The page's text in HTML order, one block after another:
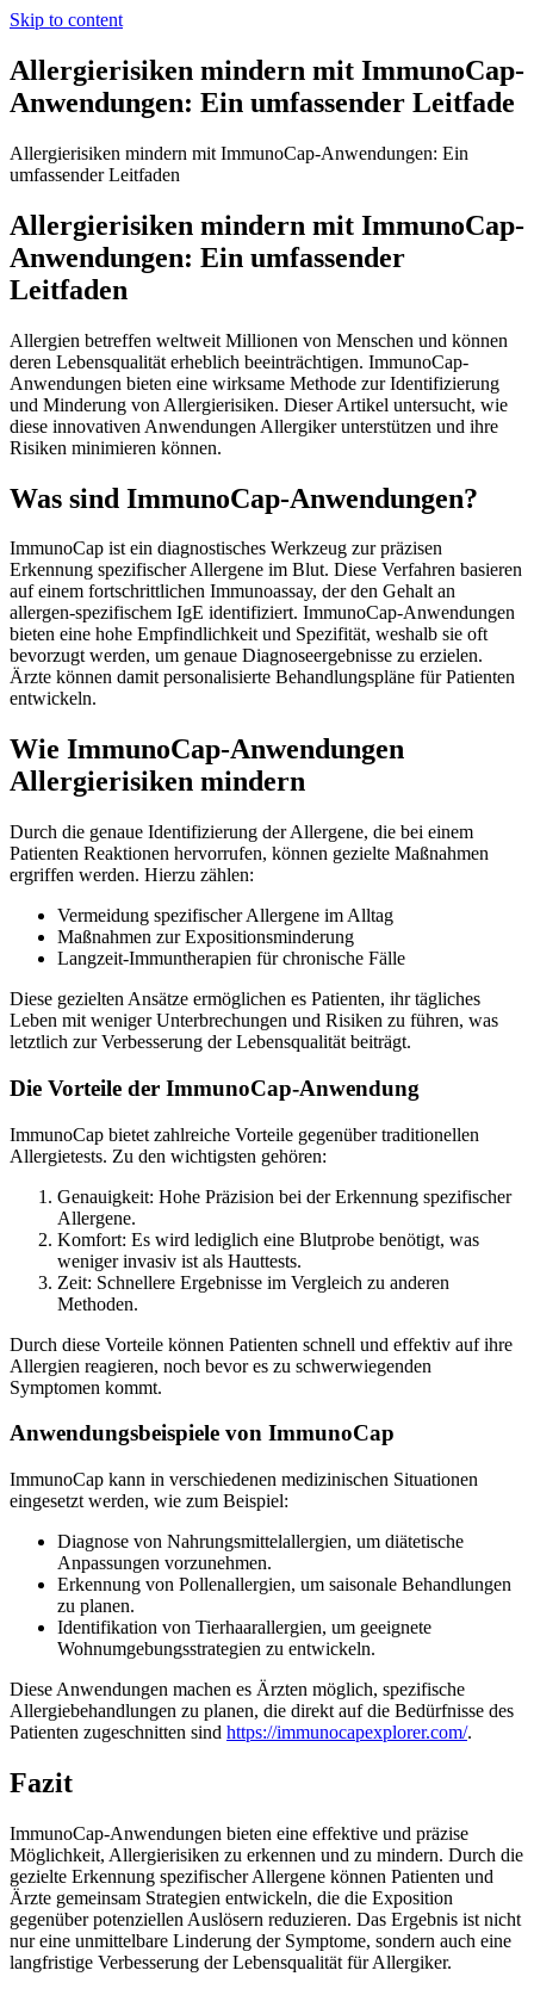
Skip to content
Allergierisiken mindern mit ImmunoCap-
Anwendungen: Ein umfassender Leitfade
Allergierisiken mindern mit ImmunoCap-Anwendungen: Ein
umfassender Leitfaden
Allergierisiken mindern mit ImmunoCap-
Anwendungen: Ein umfassender
Leitfaden
Allergien betreffen weltweit Millionen von Menschen und können
deren Lebensqualität erheblich beeinträchtigen. ImmunoCap-
Anwendungen bieten eine wirksame Methode zur Identifizierung
und Minderung von Allergierisiken. Dieser Artikel untersucht, wie
diese innovativen Anwendungen Allergiker unterstützen und ihre
Risiken minimieren können.
Was sind ImmunoCap-Anwendungen?
ImmunoCap ist ein diagnostisches Werkzeug zur präzisen
Erkennung spezifischer Allergene im Blut. Diese Verfahren basieren
auf einem fortschrittlichen Immunoassay, der den Gehalt an
allergen-spezifischem IgE identifiziert. ImmunoCap-Anwendungen
bieten eine hohe Empfindlichkeit und Spezifität, weshalb sie oft
bevorzugt werden, um genaue Diagnoseergebnisse zu erzielen.
Ärzte können damit personalisierte Behandlungspläne für Patienten
entwickeln.
Wie ImmunoCap-Anwendungen
Allergierisiken mindern
Durch die genaue Identifizierung der Allergene, die bei einem
Patienten Reaktionen hervorrufen, können gezielte Maßnahmen
ergriffen werden. Hierzu zählen:
Vermeidung spezifischer Allergene im Alltag
Maßnahmen zur Expositionsminderung
Langzeit-Immuntherapien für chronische Fälle
Diese gezielten Ansätze ermöglichen es Patienten, ihr tägliches
Leben mit weniger Unterbrechungen und Risiken zu führen, was
letztlich zur Verbesserung der Lebensqualität beiträgt.
Die Vorteile der ImmunoCap-Anwendung
ImmunoCap bietet zahlreiche Vorteile gegenüber traditionellen
Allergietests. Zu den wichtigsten gehören:
Genauigkeit: Hohe Präzision bei der Erkennung spezifischer
Allergene.
Komfort: Es wird lediglich eine Blutprobe benötigt, was
weniger invasiv ist als Hauttests.
Zeit: Schnellere Ergebnisse im Vergleich zu anderen
Methoden.
Durch diese Vorteile können Patienten schnell und effektiv auf ihre
Allergien reagieren, noch bevor es zu schwerwiegenden
Symptomen kommt.
Anwendungsbeispiele von ImmunoCap
ImmunoCap kann in verschiedenen medizinischen Situationen
eingesetzt werden, wie zum Beispiel:
Diagnose von Nahrungsmittelallergien, um diätetische
Anpassungen vorzunehmen.
Erkennung von Pollenallergien, um saisonale Behandlungen
zu planen.
Identifikation von Tierhaarallergien, um geeignete
Wohnumgebungsstrategien zu entwickeln.
Diese Anwendungen machen es Ärzten möglich, spezifische
Allergiebehandlungen zu planen, die direkt auf die Bedürfnisse des
Patienten zugeschnitten sind https://immunocapexplorer.com/.
Fazit
ImmunoCap-Anwendungen bieten eine effektive und präzise
Möglichkeit, Allergierisiken zu erkennen und zu mindern. Durch die
gezielte Erkennung spezifischer Allergene können Patienten und
Ärzte gemeinsam Strategien entwickeln, die die Exposition
gegenüber potenziellen Auslösern reduzieren. Das Ergebnis ist nicht
nur eine unmittelbare Linderung der Symptome, sondern auch eine
langfristige Verbesserung der Lebensqualität für Allergiker.